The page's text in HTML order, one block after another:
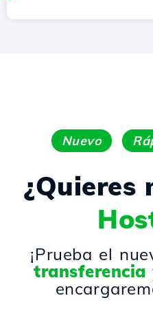
Nuevo
¿Quieres
¡Prueba el
transferencia